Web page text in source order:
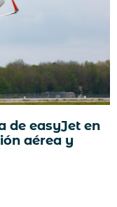
de easyJet en
aérea y